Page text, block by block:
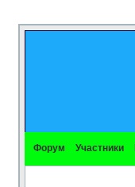
Форум Участники